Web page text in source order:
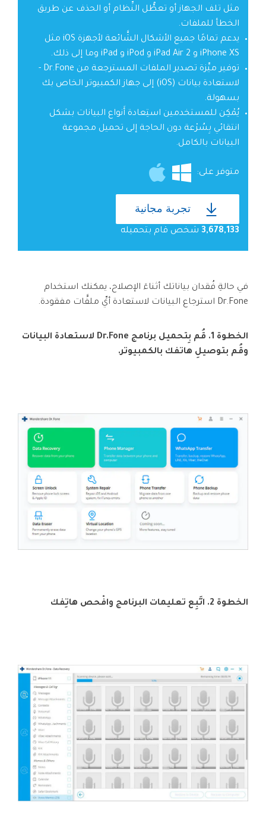
مثل تلف الجهاز أو تعطُّل النِّظام أو الحذف عن طريق
الخطأ للملفات.
يدعم تمامًا جميع الأشكال الشَّائعة لأجهزة iOS مثل
iPhone XS و iPad Air 2 و iPod و iPad وما إلى ذلك.
توفير ميِّزة تصدير الملفات المسترجعة من Dr.Fone -
لاستعادة بيانات (iOS) إلى جهاز الكمبيوتر الخاص بك
بسهولة.
يُمْكِن للمستخدمين استِعادة أَنواع البيانات بشكل
انتقائي بِسُرْعة دون الحاجة إلى تحميل مجموعة
البيانات بالكامل.
متوفر على:
تجربة مجانية
3,678,133 شخص قام بتحميله
في حالةِ فُقدان بياناتك أثناءَ الإصلاح، يمكنك استخدام
Dr.Fone استرجاع البيانات لاستعادة أيِّ ملفَّات مفقودة.
الخطوة 1. قُم بِتحميل برنامج Dr.Fone لاستعادة البيانات
وقُم بتوصيلِ هاتفك بالكمبيوتر.
الخطوة 2. اتَّبِع تعليمات البرنامج وافْحص هاتِفك